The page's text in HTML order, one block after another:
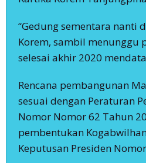
“Gedung sementara nanti
Korem, sambil menunggu
selesai akhir 2020
Rencana pembangunan
sesuai dengan Peraturan
Nomor Nomor 62 Tahun
pembentukan
Keputusan Presiden